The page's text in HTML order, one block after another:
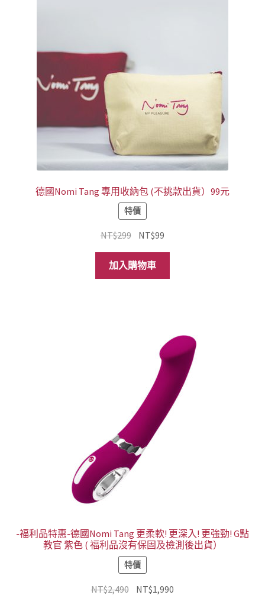
面
選
項
德國Nomi Tang 專用收納包 (不挑款出貨）99元
特價
NT$299 原
始
價
格：
NT$99
前
格：
加入購物車
-福利品特惠-德國Nomi Tang 更柔軟! 更深入! 更強勁! G點
教官 紫色 ( 福利品沒有保固及檢測後出貨）
特價
NT$2,490 原NT$1,990